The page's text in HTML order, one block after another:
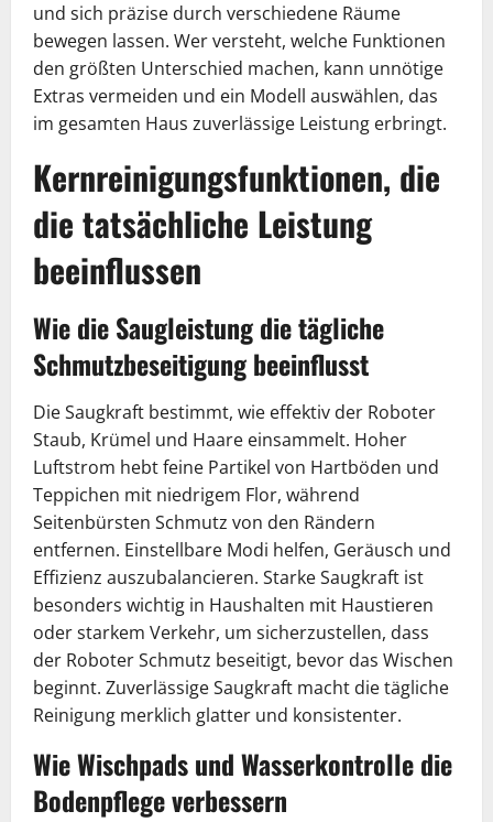
und sich präzise durch verschiedene Räume
bewegen lassen. Wer versteht, welche Funktionen
den größten Unterschied machen, kann unnötige
Extras vermeiden und ein Modell auswählen, das
im gesamten Haus zuverlässige Leistung erbringt.
Kernreinigungsfunktionen, die
die tatsächliche Leistung
beeinflussen
Wie die Saugleistung die tägliche
Schmutzbeseitigung beeinflusst
Die Saugkraft bestimmt, wie effektiv der Roboter
Staub, Krümel und Haare einsammelt. Hoher
Luftstrom hebt feine Partikel von Hartböden und
Teppichen mit niedrigem Flor, während
Seitenbürsten Schmutz von den Rändern
entfernen. Einstellbare Modi helfen, Geräusch und
Effizienz auszubalancieren. Starke Saugkraft ist
besonders wichtig in Haushalten mit Haustieren
oder starkem Verkehr, um sicherzustellen, dass
der Roboter Schmutz beseitigt, bevor das Wischen
beginnt. Zuverlässige Saugkraft macht die tägliche
Reinigung merklich glatter und konsistenter.
Wie Wischpads und Wasserkontrolle die
Bodenpflege verbessern